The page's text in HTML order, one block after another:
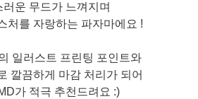
러운 무드가 느껴지며
처를 자랑하는 파자마에요 !
일러스트 프린팅 포인트와
깔끔하게 마감 처리가 되어
가 적극 추천드려요 :)